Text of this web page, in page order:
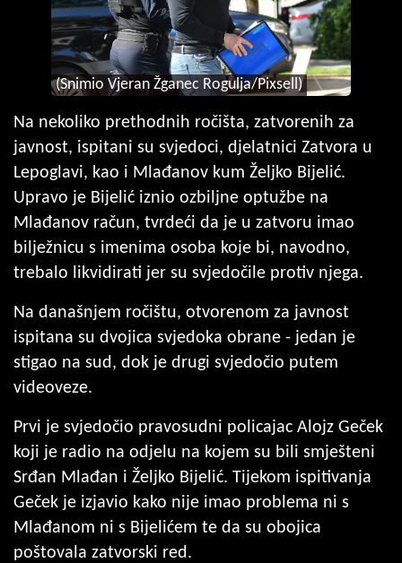
(Snimio Vjeran Žganec Rogulja/Pixsell)
Na nekoliko prethodnih ročišta, zatvorenih za
javnost, ispitani su svjedoci, djelatnici Zatvora u
Lepoglavi, kao i Mlađanov kum Željko Bijelić.
Upravo je Bijelić iznio ozbiljne optužbe na
Mlađanov račun, tvrdeći da je u zatvoru imao
bilježnicu s imenima osoba koje bi, navodno,
trebalo likvidirati jer su svjedočile protiv njega.
Na današnjem ročištu, otvorenom za javnost
ispitana su dvojica svjedoka obrane - jedan je
stigao na sud, dok je drugi svjedočio putem
videoveze.
Prvi je svjedočio pravosudni policajac Alojz Geček
koji je radio na odjelu na kojem su bili smješteni
Srđan Mlađan i Željko Bijelić. Tijekom ispitivanja
Geček je izjavio kako nije imao problema ni s
Mlađanom ni s Bijelićem te da su obojica
poštovala zatvorski red.